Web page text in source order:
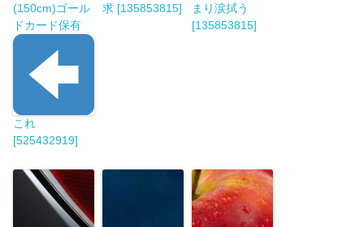
(150cm)ゴール
ドカード保有
これ
[525432919]
求 [135853815]
まり涙拭う
[135853815]